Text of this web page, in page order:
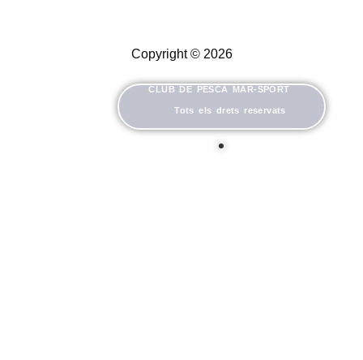
Copyright © 2026
CLUB DE PESCA MAR-SPORT
Tots els drets reservats